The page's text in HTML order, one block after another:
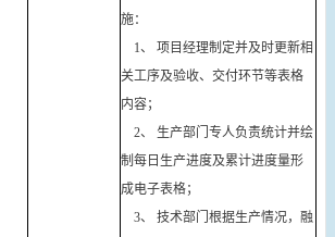
施：
1、 项目经理制定并及时更新相
关工序及验收、交付环节等表格
内容；
2、 生产部门专人负责统计并绘
制每日生产进度及累计进度量形
成电子表格；
3、 技术部门根据生产情况，融